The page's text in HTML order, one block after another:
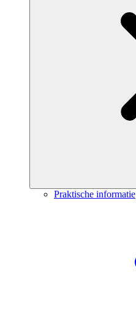
Praktische informatie